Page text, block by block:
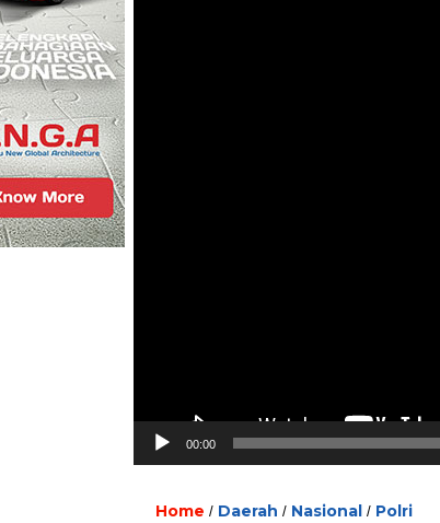
00:00
Home / Daerah / Nasional / Polri